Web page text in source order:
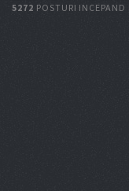
5272 POSTURI